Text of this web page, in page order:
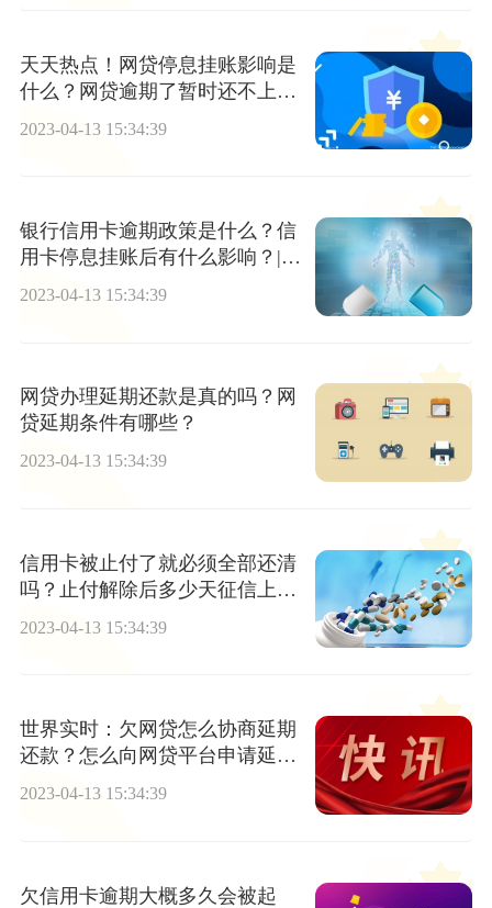
天天热点！网贷停息挂账影响是
什么？网贷逾期了暂时还不上怎
2023-04-13 15:34:39
银行信用卡逾期政策是什么？信
用卡停息挂账后有什么影响？|当
前简讯
2023-04-13 15:34:39
网贷办理延期还款是真的吗？网
贷延期条件有哪些？
2023-04-13 15:34:39
信用卡被止付了就必须全部还清
吗？止付解除后多少天征信上不
2023-04-13 15:34:39
世界实时：欠网贷怎么协商延期
还款？怎么向网贷平台申请延
期？
2023-04-13 15:34:39
欠信用卡逾期大概多久会被起